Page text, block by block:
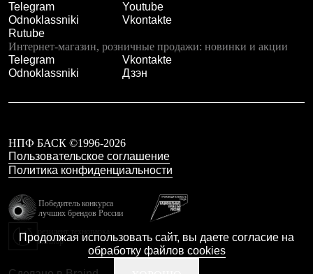
Telegram
Youtube
Odnoklassniki
Vkontakte
Rutube
Интернет-магазин, розничные продажи: новинки и акции
Telegram
Vkontakte
Odnoklassniki
Дзэн
НПФ БАСК ©1996-2026
Пользовательское соглашение
Политика конфиденциальности
Победитель конкурса
лучших брендов России
Калибр
Продолжая использовать сайт, вы даете согласие на
обработку файлов cookies